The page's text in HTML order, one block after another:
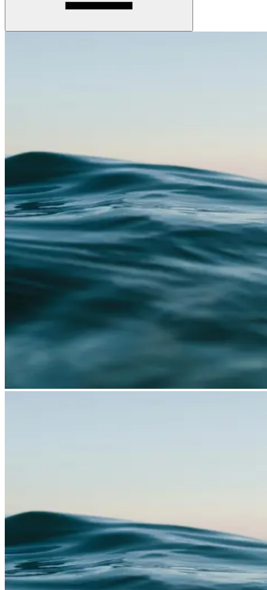
Grow Global
Exportstatistik
Invest in Blekinge
Företagsetableringar
EN
SV